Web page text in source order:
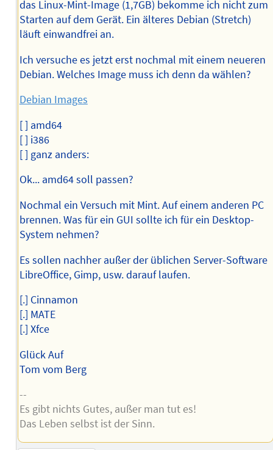
das Linux-Mint-Image (1,7GB) bekomme ich nicht zum
Starten auf dem Gerät. Ein älteres Debian (Stretch)
läuft einwandfrei an.
Ich versuche es jetzt erst nochmal mit einem neueren
Debian. Welches Image muss ich denn da wählen?
Debian Images
[ ] amd64
[ ] i386
[ ] ganz anders:
Ok... amd64 soll passen?
Nochmal ein Versuch mit Mint. Auf einem anderen PC
brennen. Was für ein GUI sollte ich für ein Desktop-
System nehmen?
Es sollen nachher außer der üblichen Server-Software
LibreOffice, Gimp, usw. darauf laufen.
[.] Cinnamon
[.] MATE
[.] Xfce
Glück Auf
Tom vom Berg
--
Es gibt nichts Gutes, außer man tut es!
Das Leben selbst ist der Sinn.